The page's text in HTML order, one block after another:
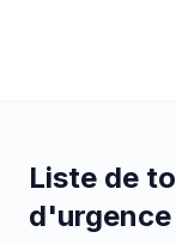
Liste de